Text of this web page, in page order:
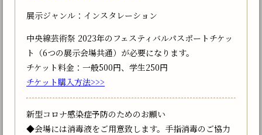
展示ジャンル：インスタレーション
中央線芸術祭 2023年のフェスティバルパスポートチケッ
ト（6つの展示会場共通）が必要になります。
チケット料金：一般500円、学生250円
チケット購入方法>>>
新型コロナ感染症予防のためのお願い
◆会場には消毒液をご用意致します。手指消毒のご協力